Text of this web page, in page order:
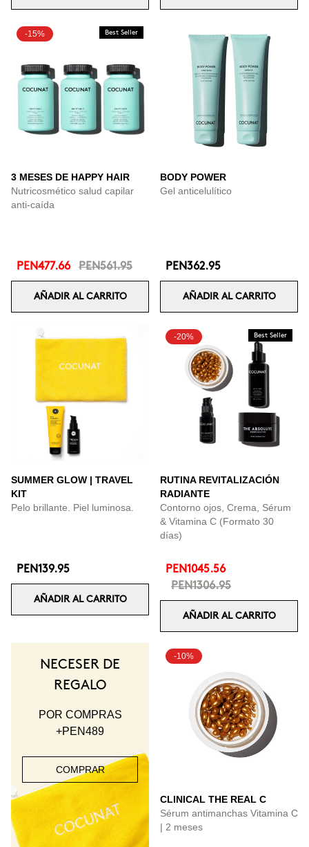
-15% Best Seller
3 MESES DE HAPPY HAIR
Nutricosmético salud capilar
anti-caída
PEN477.66 PEN561.95
AÑADIR AL CARRITO
BODY POWER
Gel anticelulítico
PEN362.95
AÑADIR AL CARRITO
SUMMER GLOW | TRAVEL
KIT
Pelo brillante. Piel luminosa.
PEN139.95
AÑADIR AL CARRITO
-20% Best Seller
RUTINA REVITALIZACIÓN
RADIANTE
Contorno ojos, Crema, Sérum
& Vitamina C (Formato 30
días)
PEN1045.56
PEN1306.95
AÑADIR AL CARRITO
NECESER DE
REGALO
POR COMPRAS
+PEN489
COMPRAR
-10%
CLINICAL THE REAL C
Sérum antimanchas Vitamina C
| 2 meses